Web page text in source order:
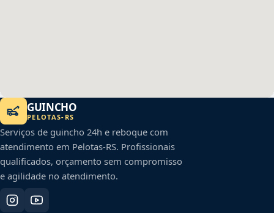
GUINCHO
PELOTAS- RS
Serviços de guincho 24h e reboque com
atendimento em Pelotas-RS. Profissionais
qualificados, orçamento sem compromisso
e agilidade no atendimento.